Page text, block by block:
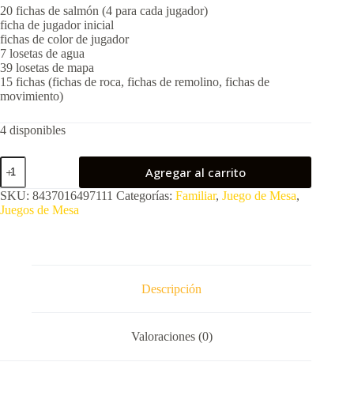
original
era:
$24.990.
actual
es:
$17.490.
20 fichas de salmón (4 para cada jugador)
ficha de jugador inicial
fichas de color de jugador
7 losetas de agua
39 losetas de mapa
15 fichas (fichas de roca, fichas de remolino, fichas de
movimiento)
4 disponibles
UPSTREAM
cantidad
Agregar al carrito
SKU: 8437016497111 Categorías: Familiar, Juego de Mesa,
Juegos de Mesa
Descripción
Valoraciones (0)